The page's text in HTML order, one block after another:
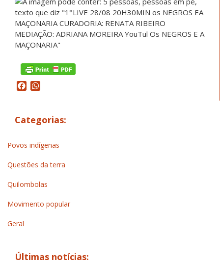
Facebook
Categorias:
Povos indígenas
Questões da terra
Quilombolas
Movimento popular
Geral
Últimas notícias: